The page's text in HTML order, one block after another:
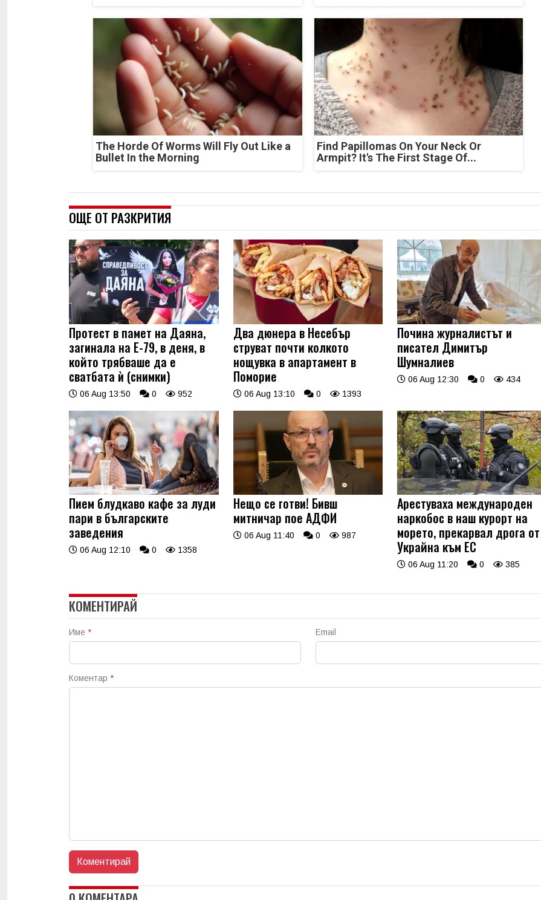
The Horde Of Worms Will Fly Out Like a
Bullet In the Morning
Find Papillomas On Your Neck Or
Armpit? It's The First Stage Of...
ОЩЕ ОТ РАЗКРИТИЯ
Протест в памет на Даяна,
загинала на Е-79, в деня, в
който трябваше да е
сватбата ѝ (снимки)
06 Aug 13:50 0 952
Два дюнера в Несебър
струват почти колкото
нощувка в апартамент в
Поморие
06 Aug 13:10 0 1393
Почина журналистът и
писател Димитър
Шумналиев
06 Aug 12:30 0 434
Пием блудкаво кафе за луди
пари в българските
заведения
06 Aug 12:10 0 1358
Нещо се готви! Бивш
митничар пое АДФИ
06 Aug 11:40 0 987
Арестуваха международен
наркобос в наш курорт на
морето, прекарвал дрога от
Украйна към ЕС
06 Aug 11:20 0 385
КОМЕНТИРАЙ
Име * Email
Коментар *